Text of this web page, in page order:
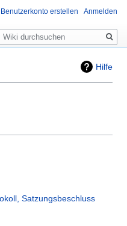
Hilfe
Satzungsbeschluss
Benutzerkonto erstellen Anmelden